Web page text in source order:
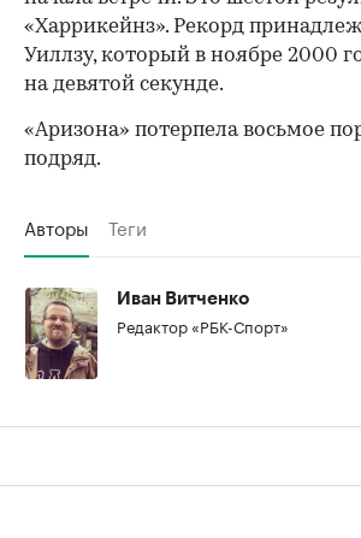
«Харрикейнз». Рекорд
Уиллзу, который в ноябре 2000
на девятой секунде.
«Аризона» потерпела восьмое
подряд.
Авторы Теги
Иван Витченко
Редактор «РБК-Спорт»